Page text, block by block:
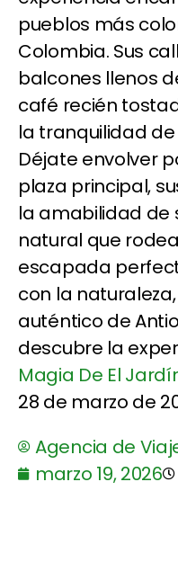
pueblos más
Colombia. Sus
balcones llenos
café recién
la tranquilidad
Déjate envolver
plaza principal,
la amabilidad de
natural que
escapada
con la
auténtico de
descubre la
Magia De El
28 de marzo de
Agencia de
marzo 19, 2026